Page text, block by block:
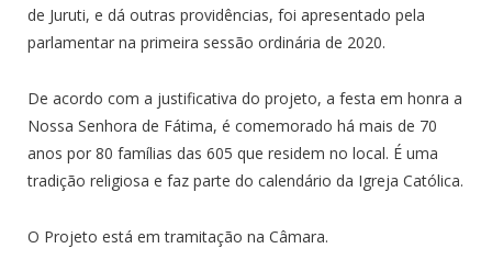
de Juruti, e dá outras providências, foi apresentado pela
parlamentar na primeira sessão ordinária de 2020.
De acordo com a justificativa do projeto, a festa em honra a
Nossa Senhora de Fátima, é comemorado há mais de 70
anos por 80 famílias das 605 que residem no local. É uma
tradição religiosa e faz parte do calendário da Igreja Católica.
O Projeto está em tramitação na Câmara.